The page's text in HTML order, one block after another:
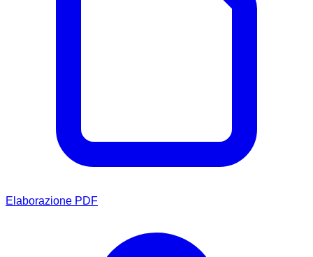
Elaborazione PDF